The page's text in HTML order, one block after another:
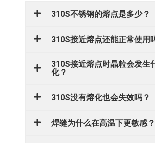
310S不锈钢的熔点是多少？
310S接近熔点还能正常使用
310S接近熔点时晶粒会发生
化？
310S没有熔化也会失效吗？
焊缝为什么在高温下更敏感？